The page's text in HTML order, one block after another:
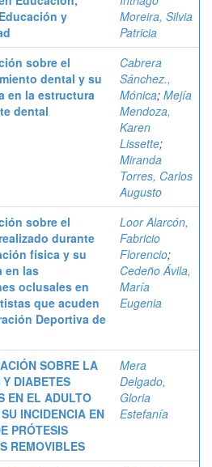
y
Moreira, Silvia
Patricia
sobre el
dental y su
en la estructura
dental
Cabrera
Sánchez.,
Mónica; Mejía
Mendoza,
Karen
Lissette;
Miranda
Torres, Carlos
Augusto
sobre el
durante
física y su
en las
oclusales en
que acuden
Deportiva de
Loor Alarcón,
Fabricio
Florencio;
Cedeño Ávila,
María
Eugenia
SOBRE LA
DIABETES
EN EL ADULTO
INCIDENCIA EN
PRÓTESIS
REMOVIBLES
Mera
Delgado,
Gloria
Estefanía